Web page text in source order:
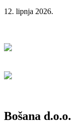
12. lipnja 2026.
Bošana d.o.o.